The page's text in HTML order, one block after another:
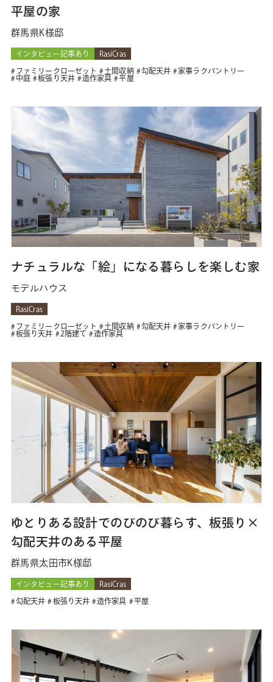
平屋の家
群馬県K様邸
インタビュー記事あり RasiCras
ファミリークローゼット 土間収納 勾配天井
家事ラクパントリー
中庭
板張り天井 造作家具 平屋
ナチュラルな「絵」になる暮らしを楽しむ家
モデルハウス
RasiCras
ファミリークローゼット 土間収納 勾配天井
家事ラクパントリー
板張り天井
2階建て 造作家具
ゆとりある設計でのびのび暮らす、板張り×
勾配天井のある平屋
群馬県太田市K様邸
インタビュー記事あり RasiCras
勾配天井 板張り天井 造作家具 平屋